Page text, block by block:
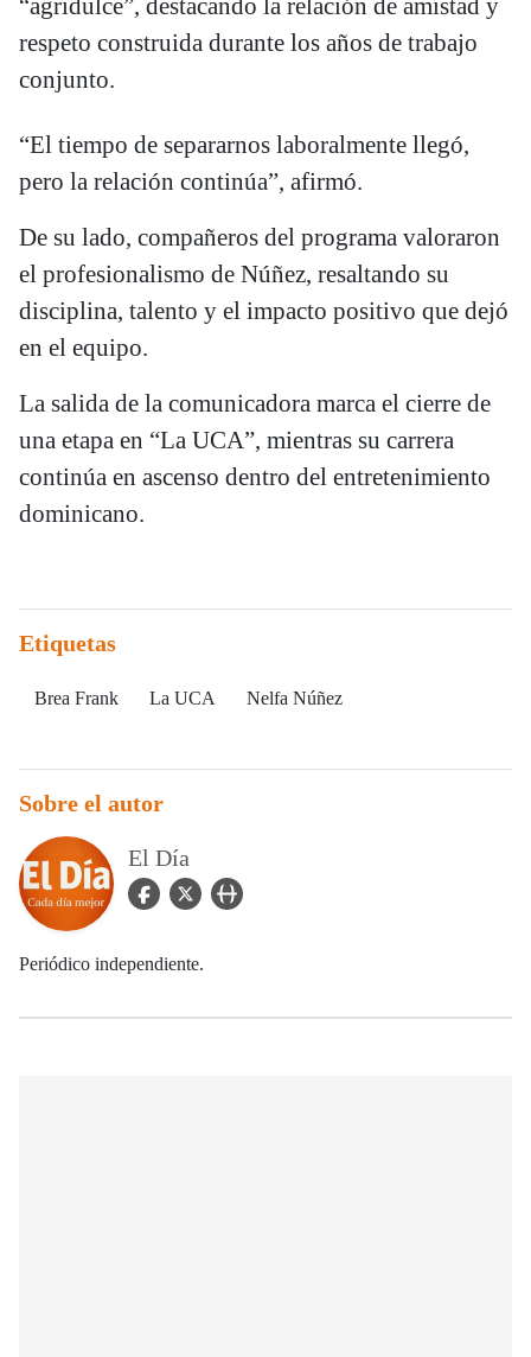
“agridulce”, destacando la relación de amistad y
respeto construida durante los años de trabajo
conjunto.
“El tiempo de separarnos laboralmente llegó,
pero la relación continúa”, afirmó.
De su lado, compañeros del programa valoraron
el profesionalismo de Núñez, resaltando su
disciplina, talento y el impacto positivo que dejó
en el equipo.
La salida de la comunicadora marca el cierre de
una etapa en “La UCA”, mientras su carrera
continúa en ascenso dentro del entretenimiento
dominicano.
Etiquetas
Brea Frank La UCA Nelfa Núñez
Sobre el autor
El Día
facebook Icon
twitter Iconuser_url Icon
Periódico independiente.